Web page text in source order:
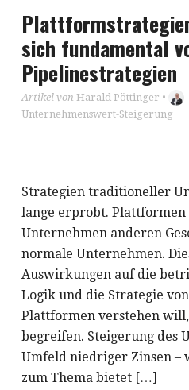
sich fundamental
Pipelinestrategien
Artikel von Harald Pöttinger •
Unternehmenswert-Steigerung
Strategien traditioneller
lange erprobt. Plattformen
Unternehmen anderen
normale Unternehmen.
Auswirkungen auf die
Logik und die Strategie
Plattformen verstehen
begreifen. Steigerung des
Umfeld niedriger Zinsen
zum Thema bietet […]